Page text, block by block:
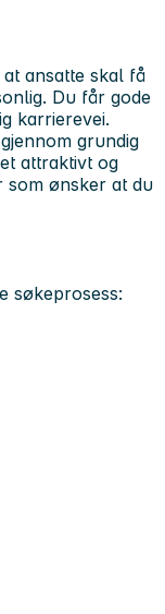
ansatte skal få
Du får gode
karrierevei.
grundig
attraktivt og
som ønsker at du
søkeprosess: